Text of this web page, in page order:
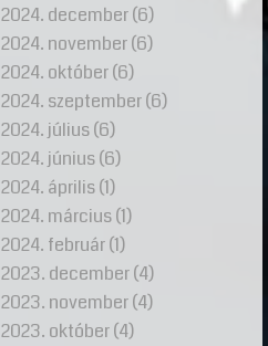
2024. december(6)
2024. november(6)
2024. október(6)
2024. szeptember(6)
2024. július(6)
2024. június(6)
2024. április(1)
2024. március(1)
2024. február(1)
2023. december(4)
2023. november(4)
2023. október(4)